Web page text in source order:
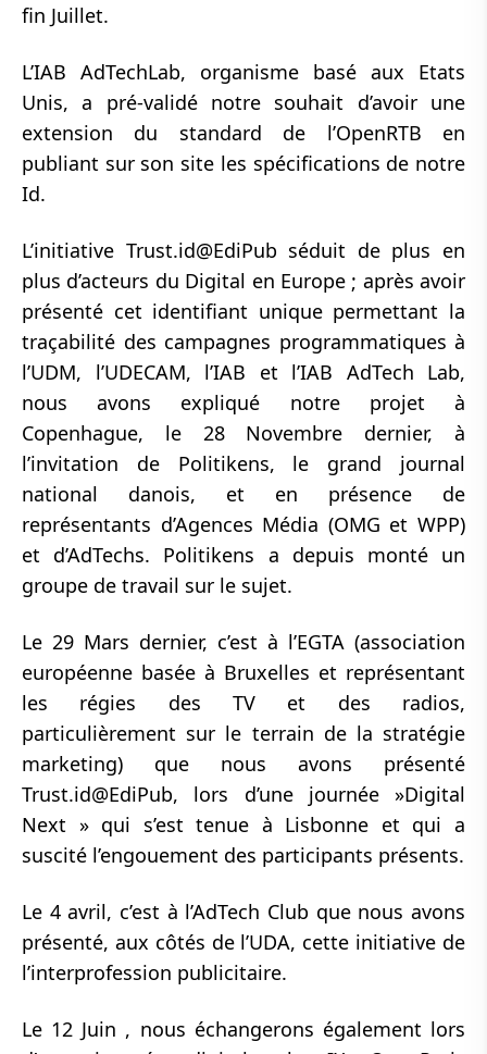
fin Juillet.
L’IAB AdTechLab, organisme basé aux Etats
Unis, a pré-validé notre souhait d’avoir une
extension du standard de l’OpenRTB en
publiant sur son site les spécifications de notre
Id.
L’initiative Trust.id@EdiPub séduit de plus en
plus d’acteurs du Digital en Europe ; après avoir
présenté cet identifiant unique permettant la
traçabilité des campagnes programmatiques à
l’UDM, l’UDECAM, l’IAB et l’IAB AdTech Lab,
nous avons expliqué notre projet à
Copenhague, le 28 Novembre dernier, à
l’invitation de Politikens, le grand journal
national danois, et en présence de
représentants d’Agences Média (OMG et WPP)
et d’AdTechs. Politikens a depuis monté un
groupe de travail sur le sujet.
Le 29 Mars dernier, c’est à l’EGTA (association
européenne basée à Bruxelles et représentant
les régies des TV et des radios,
particulièrement sur le terrain de la stratégie
marketing) que nous avons présenté
Trust.id@EdiPub, lors d’une journée »Digital
Next » qui s’est tenue à Lisbonne et qui a
suscité l’engouement des participants présents.
Le 4 avril, c’est à l’AdTech Club que nous avons
présenté, aux côtés de l’UDA, cette initiative de
l’interprofession publicitaire.
Le 12 Juin , nous échangerons également lors